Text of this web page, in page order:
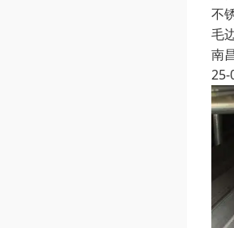
不
毛
南
25-